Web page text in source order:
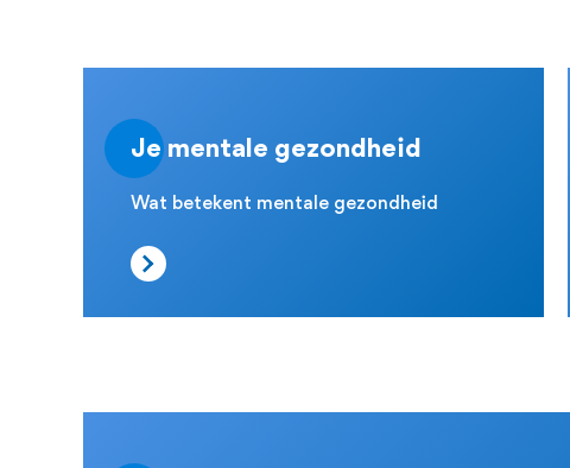
Je mentale gezondheid
Wat betekent mentale gezondheid